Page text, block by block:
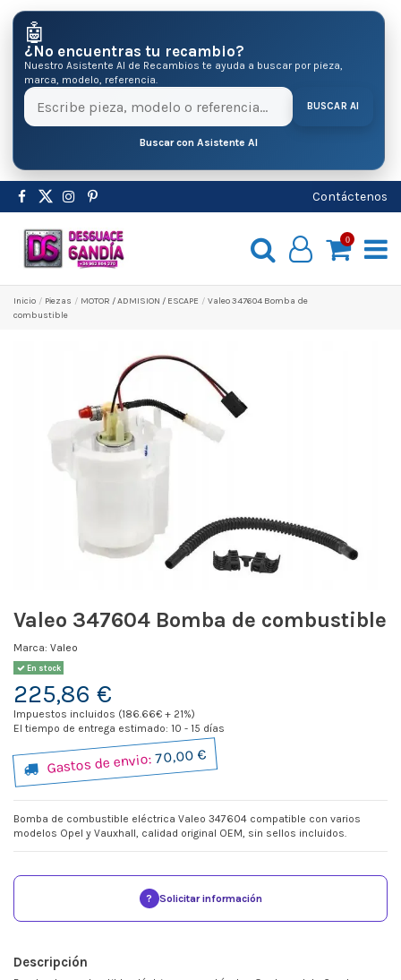
🤖
¿No encuentras tu recambio?
Nuestro Asistente AI de Recambios te ayuda a buscar por pieza,
marca, modelo, referencia.
BUSCAR AI
Buscar con Asistente AI
Contáctenos
0
Inicio Pіezas MOTOR / ADMISION / ESCAPE
Valeo 347604 Bomba de
combustible
Valeo 347604 Bomba de combustible
Marca: Valeo
En stock
225,86 €
Impuestos incluidos (186.66€ + 21%)
El tiempo de entrega estimado: 10 - 15 días
Gastos de envio:70,00 €
Bomba de combustible eléctrica Valeo 347604 compatible con varios
modelos Opel y Vauxhall, calidad original OEM, sin sellos incluidos.
? Solicitar información
Descripción